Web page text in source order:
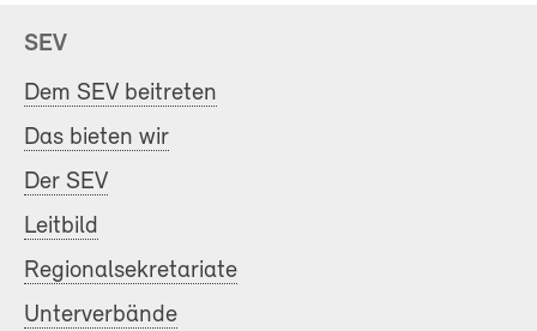
SEV
Dem SEV beitreten
Das bieten wir
Der SEV
Leitbild
Regionalsekretariate
Unterverbände